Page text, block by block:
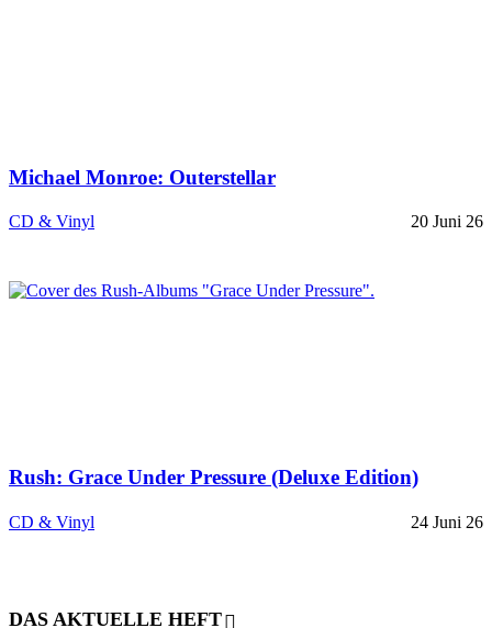
Michael Monroe: Outerstellar
CD & Vinyl 20 Juni 26
Rush: Grace Under Pressure (Deluxe Edition)
CD & Vinyl 24 Juni 26
DAS AKTUELLE HEFT